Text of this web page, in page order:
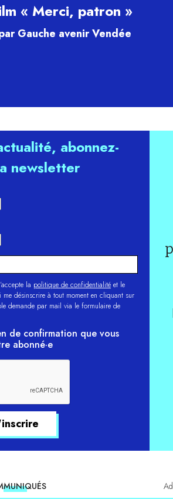
« Merci, patron »
Gauche avenir Vendée
abonnez-
newsletter
la politique de confidentialité et le
me désinscrire à tout moment en cliquant sur
demande par mail via le formulaire de
de confirmation que vous
abonné·e